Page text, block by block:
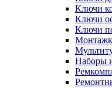
Ключи
Ключи
Ключи
Наборы